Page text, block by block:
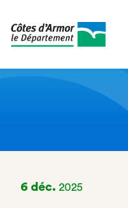
6 déc. 2025